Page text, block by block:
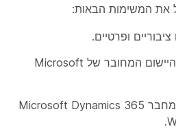
את המשימות הבאות:
ופרטיים.
קביעת התצורה של היישום המחובר של Microsoft
קביעת התצורה של מחבר Microsoft Dynamics 365